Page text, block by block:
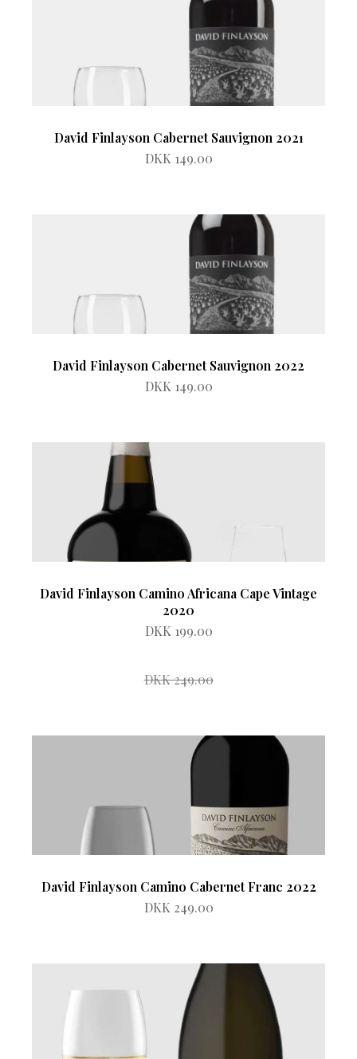
David Finlayson Cabernet Sauvignon 2021
DKK 149.00
David Finlayson Cabernet Sauvignon 2022
DKK 149.00
David Finlayson Camino Africana Cape Vintage
2020
DKK 199.00
DKK 249.00
David Finlayson Camino Cabernet Franc 2022
DKK 249.00